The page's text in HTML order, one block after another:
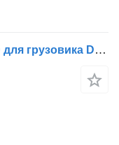
КПП ZF CF75 (01.01-) 12AS1630TD для грузовика DAF LF45, LF55, LF180, CF65, CF75, CF85 (2001-)